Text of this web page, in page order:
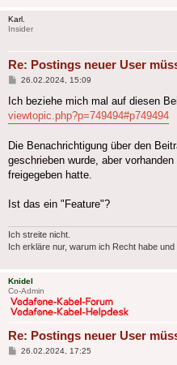
Karl.
Insider
Re: Postings neuer User
Beitrag
26.02.2024, 15:09
Ich beziehe mich mal auf diesen
viewtopic.php?p=749494#p749494
Die Benachrichtigung über den
geschrieben wurde, aber
freigegeben hatte.
Ist das ein "Feature"?
Ich streite nicht.
Ich erkläre nur, warum ich Recht habe und
Knidel
Co-Admin
Re: Postings neuer User
Beitrag
26.02.2024, 17:25